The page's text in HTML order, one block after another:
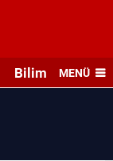
Bilim veMENÜ